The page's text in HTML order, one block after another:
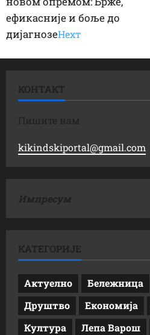
ефикасније и боље до
дијагнозеНеxт
КОНТАКТ
Пишите нам
kikindskiportal@gmail.com
Импресум
КАТЕГОРИЈЕ
Актуелно Бележница
Друштво
Економија
Култура
Лепа Варош